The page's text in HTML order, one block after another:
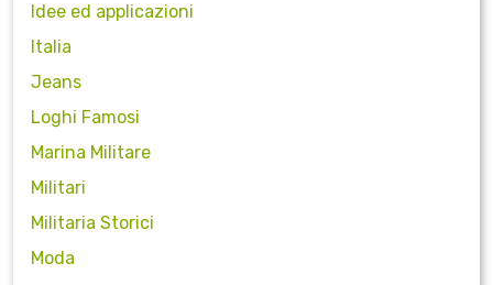
Idee ed applicazioni
Italia
Jeans
Loghi Famosi
Marina Militare
Militari
Militaria Storici
Moda